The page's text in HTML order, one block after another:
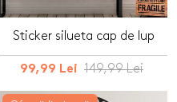
Sticker silueta cap de lup
99,99 Lei 149,99 Lei